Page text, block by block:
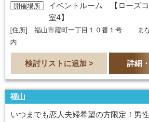
開催場所 イベントルーム 【 ローズ
室4】
[住所] 福山市霞町一丁目１０番１号 まな
内
検討リストに追加 > 詳細
福山
いつまでも恋人夫婦希望の方限定！男